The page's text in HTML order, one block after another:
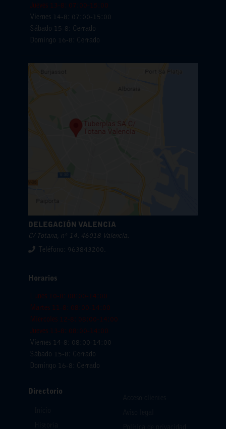
Directorio
Jueves 13-8: 07:00-15:00
Viernes 14-8: 07:00-15:00
Sábado 15-8: Cerrado
Domingo 16-8: Cerrado
DELEGACIÓN VALENCIA
C/ Totana, nº 14. 46018 Valencia.
Teléfono: 963843200.
Horarios
Lunes 10-8: 08:00-14:00
Martes 11-8: 08:00-14:00
Miercoles 12-8: 08:00-14:00
Jueves 13-8: 08:00-14:00
Viernes 14-8: 08:00-14:00
Sábado 15-8: Cerrado
Domingo 16-8: Cerrado